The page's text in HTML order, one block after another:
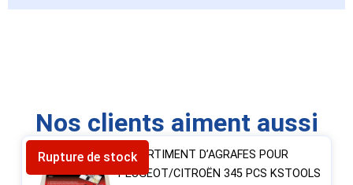
Nos clients aiment aussi
Rupture de stockASSORTIMENT D’AGRAFES POUR
PEUGEOT/CITROËN 345 PCS KSTOOLS